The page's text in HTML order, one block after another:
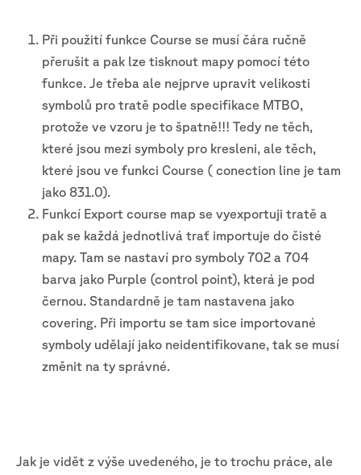
Při použití funkce Course se musí čára ručně
přerušit a pak lze tisknout mapy pomocí této
funkce. Je třeba ale nejprve upravit velikosti
symbolů pro tratě podle specifikace MTBO,
protože ve vzoru je to špatně!!! Tedy ne těch,
které jsou mezi symboly pro kresleni, ale těch,
které jsou ve funkci Course ( conection line je tam
jako 831.0).
Funkcí Export course map se vyexportuji tratě a
pak se každá jednotlivá trať importuje do čisté
mapy. Tam se nastaví pro symboly 702 a 704
barva jako Purple (control point), která je pod
černou. Standardně je tam nastavena jako
covering. Při importu se tam sice importované
symboly udělají jako neidentifikovane, tak se musí
změnit na ty správné.
Jak je vidět z výše uvedeného, je to trochu práce, ale